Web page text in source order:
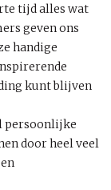
tijd alles wat
geven ons
handige
kunt blijven
persoonlijke
door heel veel